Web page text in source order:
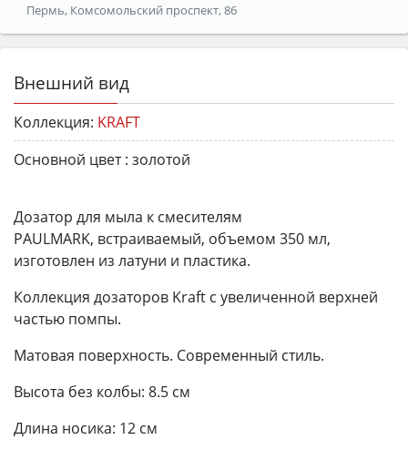
Пермь, Комсомольский проспект, 86
Внешний вид
Коллекция: KRAFT
Основной цвет : золотой
Дозатор для мыла к смесителям
PAULMARK, встраиваемый, объемом 350 мл,
изготовлен из латуни и пластика.
Коллекция дозаторов Kraft с увеличенной верхней
частью помпы.
Матовая поверхность. Современный стиль.
Высота без колбы: 8.5 см
Длина носика: 12 см